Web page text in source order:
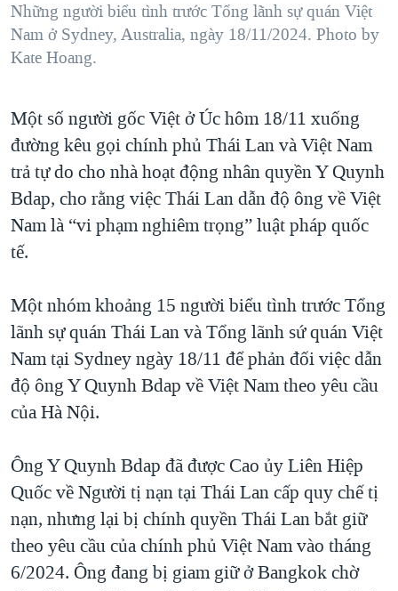
VĂN HOÁ
THỂ THAO
GROUND ZERO – XƯA VÀ NAY
CHI PHÍ CHIẾN TRANH AFGHANISTAN
THƯỢNG ĐỈNH TRUMP-KIM TẠI VIỆT NAM
TRỊNH VĨNH BÌNH VS. CHÍNH PHỦ VIỆT NAM
NGƯ DÂN VIỆT VÀ LÀN SÓNG TRỘM HẢI SÂM
BÊN KIA QUỐC LỘ: TIẾNG VỌNG TỪ NÔNG THÔN MỸ
Ngôn ngữ khác
Những người biểu tình trước Tổng lãnh sự quán Việt
Nam ở Sydney, Australia, ngày 18/11/2024. Photo by
Kate Hoang.
Một số người gốc Việt ở Úc hôm 18/11 xuống
đường kêu gọi chính phủ Thái Lan và Việt Nam
trả tự do cho nhà hoạt động nhân quyền Y Quynh
Bdap, cho rằng việc Thái Lan dẫn độ ông về Việt
Nam là “vi phạm nghiêm trọng” luật pháp quốc
tế.
Một nhóm khoảng 15 người biểu tình trước Tổng
lãnh sự quán Thái Lan và Tổng lãnh sứ quán Việt
Nam tại Sydney ngày 18/11 để phản đối việc dẫn
độ ông Y Quynh Bdap về Việt Nam theo yêu cầu
của Hà Nội.
Ông Y Quynh Bdap đã được Cao ủy Liên Hiệp
Quốc về Người tị nạn tại Thái Lan cấp quy chế tị
nạn, nhưng lại bị chính quyền Thái Lan bắt giữ
theo yêu cầu của chính phủ Việt Nam vào tháng
6/2024. Ông đang bị giam giữ ở Bangkok chờ